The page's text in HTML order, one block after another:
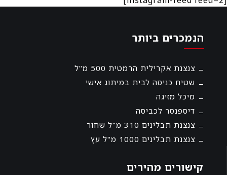
הנמכרים ביותר
צנצנת אקרילית הרמטית 500 מ"ל
שטיח כניסה לבית במיתוג אישי
מיכל מזיגה
דיספנסר לכביסה
צנצנת תבלינים 310 מ"ל שחור
צנצנת תבלינים 1000 מ"ל עץ
קישורים מהירים